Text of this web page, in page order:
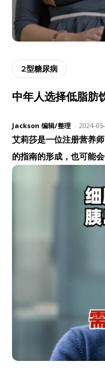
2型糖尿病
中年人选择低脂肪
Jackson 编辑/整理 - 2024-
艾莉莎是一位注册营养
的指南的形成，也可能会